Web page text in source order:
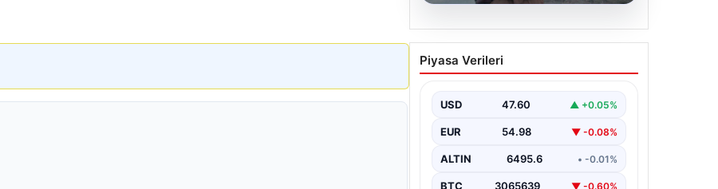
05.08.2026
Türk sinemasında farklı bir
imza: Ceylan Özgün
Piyasa Verileri
USD 47.60 ▲ +0.05%
EUR 54.98 ▼ -0.08%
ALTIN 6495.6 • -0.01%
BTC 3065639 ▼ -0.60%